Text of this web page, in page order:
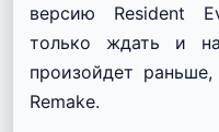
версию Resident
только ждать и
произойдет
Remake.